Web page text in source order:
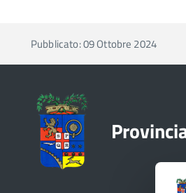
Pubblicato: 09 Ottobre 2024